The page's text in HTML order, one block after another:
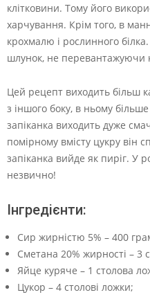
клітковини. Тому його
харчування. Крім того, в
крохмалю і рослинного
шлунок, не перевантажуючи
Цей рецепт виходить більш
з іншого боку, в ньому
запіканка виходить дуже
помірному вмісту цукру він
запіканка вийде як пиріг. У
незвично!
Інгредієнти:
Сир жирністю 5% – 400
Сметана 20% жирності – 3
Яйце куряче – 1 столова
Цукор – 4 столові ложки;